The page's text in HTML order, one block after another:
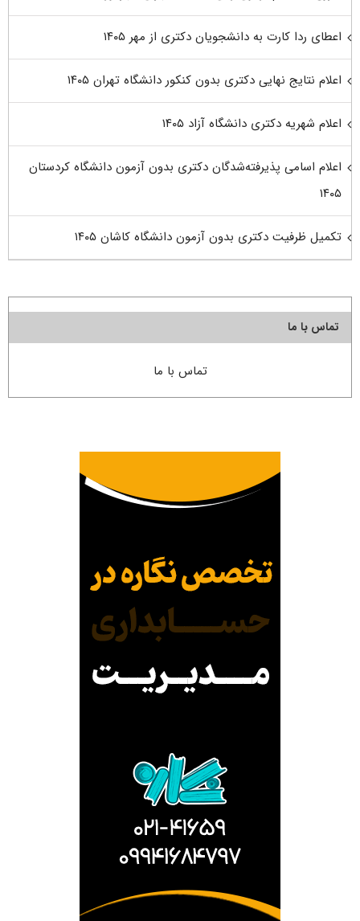
اعطای ردا کارت به دانشجویان دکتری از مهر ۱۴۰۵
اعلام نتایج نهایی دکتری بدون کنکور دانشگاه تهران ۱۴۰۵
اعلام شهریه دکتری دانشگاه آزاد ۱۴۰۵
اعلام اسامی پذیرفته‌شدگان دکتری بدون آزمون دانشگاه کردستان
۱۴۰۵
تکمیل ظرفیت دکتری بدون آزمون دانشگاه کاشان ۱۴۰۵
تماس با ما
تماس با ما